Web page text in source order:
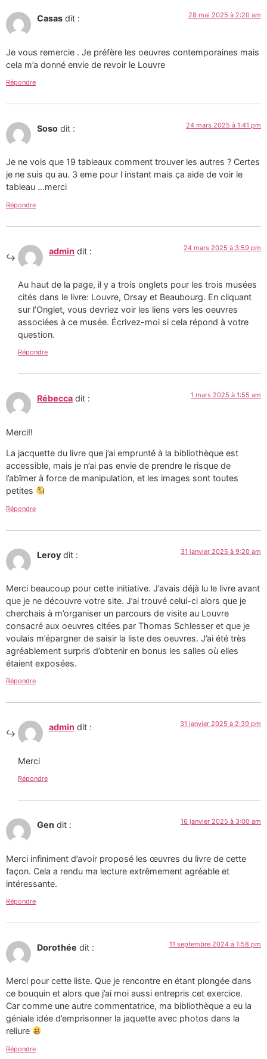
Casas dit : 28 mai 2025 à 2:20 am
Je vous remercie . Je préfère les oeuvres contemporaines mais
cela m’a donné envie de revoir le Louvre
Répondre
Soso dit : 24 mars 2025 à 1:41 pm
Je ne vois que 19 tableaux comment trouver les autres ? Certes
je ne suis qu au. 3 eme pour l instant mais ça aide de voir le
tableau …merci
Répondre
admin dit : 24 mars 2025 à 3:59 pm
Au haut de la page, il y a trois onglets pour les trois musées
cités dans le livre: Louvre, Orsay et Beaubourg. En cliquant
sur l’Onglet, vous devriez voir les liens vers les oeuvres
associées à ce musée. Écrivez-moi si cela répond à votre
question.
Répondre
Rébecca dit : 1 mars 2025 à 1:55 am
Merci!!
La jacquette du livre que j’ai emprunté à la bibliothèque est
accessible, mais je n’ai pas envie de prendre le risque de
l’abîmer à force de manipulation, et les images sont toutes
petites
Répondre
Leroy dit : 31 janvier 2025 à 9:20 am
Merci beaucoup pour cette initiative. J’avais déjà lu le livre avant
que je ne découvre votre site. J’ai trouvé celui-ci alors que je
cherchais à m’organiser un parcours de visite au Louvre
consacré aux oeuvres citées par Thomas Schlesser et que je
voulais m’épargner de saisir la liste des oeuvres. J’ai été très
agréablement surpris d’obtenir en bonus les salles où elles
étaient exposées.
Répondre
admin dit : 31 janvier 2025 à 2:39 pm
Merci
Répondre
Gen dit : 16 janvier 2025 à 3:00 am
Merci infiniment d’avoir proposé les œuvres du livre de cette
façon. Cela a rendu ma lecture extrêmement agréable et
intéressante.
Répondre
Dorothée dit : 11 septembre 2024 à 1:58 pm
Merci pour cette liste. Que je rencontre en étant plongée dans
ce bouquin et alors que j’ai moi aussi entrepris cet exercice.
Car comme une autre commentatrice, ma bibliothèque a eu la
géniale idée d’emprisonner la jaquette avec photos dans la
reliure
Répondre